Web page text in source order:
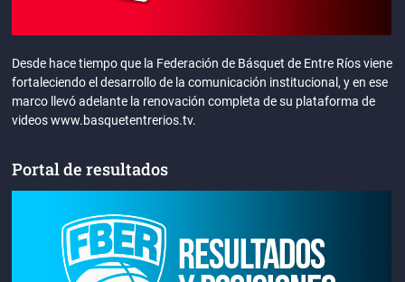
Desde hace tiempo que la Federación de Básquet de Entre Ríos viene
fortaleciendo el desarrollo de la comunicación institucional, y en ese
marco llevó adelante la renovación completa de su plataforma de
videos www.basquetentrerios.tv.
Portal de resultados